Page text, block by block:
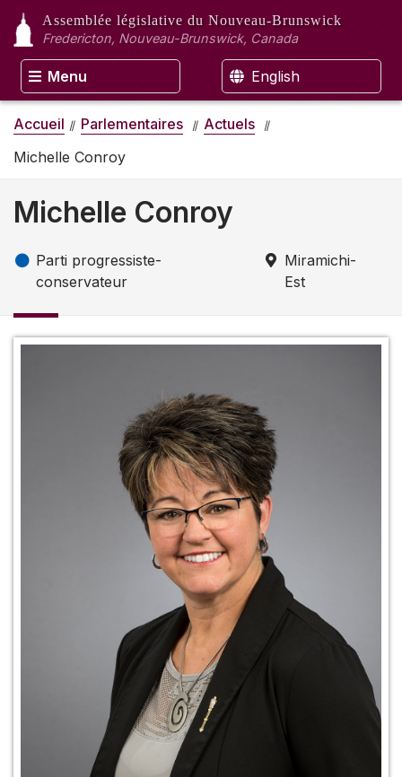
Assemblée législative du Nouveau-Brunswick
Fredericton, Nouveau-Brunswick, Canada
Menu English
Accueil Parlementaires
Actuels
Michelle Conroy
Michelle Conroy
Parti progressiste-
conservateur
Miramichi-
Est